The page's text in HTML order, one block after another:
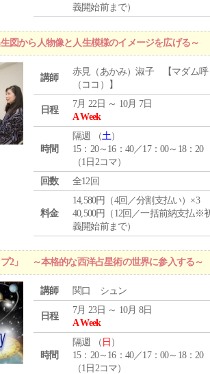
義開始前まで）
図から人物像と人生模様のイメージを広げる～
講師
赤見（あかみ）淑子 【マダム呼
（ココ）】
日程
7月 22日 ～ 10月 7日
A Week
時間
隔週 （土）
15：20～16：40／17：00～18：20
（1日2コマ）
回数
全12回
料金
14,580円（4回／分割支払い）×3
40,500円（12回／一括前納支払※
義開始前まで）
2」 ～本格的な西洋占星術の世界に参入する～
講師 関口 シュン
日程
7月 23日 ～ 10月 8日
A Week
時間
隔週 （ 日 ）
15：20～16：40／17：00～18：20
（1日2コマ）